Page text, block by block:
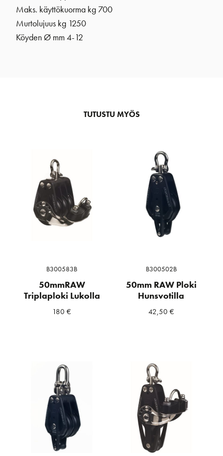
Maks. käyttökuorma kg 700
Murtolujuus kg 1250
Köyden Ø mm 4-12
TUTUSTU MYÖS
B300583B
50mmRAW
Triplaploki Lukolla
180€
B300502B
50mm RAW Ploki
Hunsvotilla
42,50 €